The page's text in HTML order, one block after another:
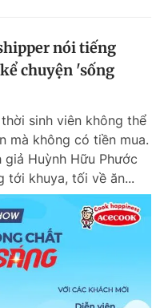
nói tiếng
chuyện 'sống
sinh viên không thể
mà không có tiền mua.
Huỳnh Hữu Phước
tới khuya, tối về ăn...